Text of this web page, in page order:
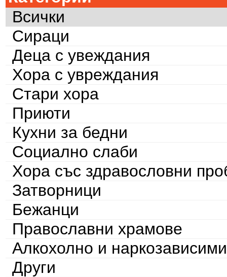
Всички
Сираци
Деца с увеждания
Хора с увреждания
Стари хора
Приюти
Кухни за бедни
Социално слаби
Хора със здравословни
Затворници
Бежанци
Православни храмове
Алкохолно и наркозависими
Други